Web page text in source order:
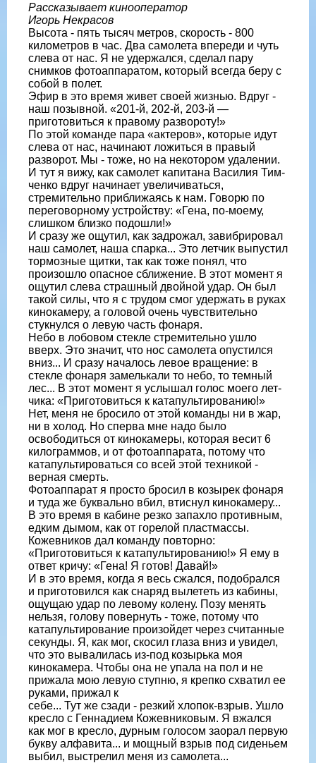
Рассказывает кинооператор
Игорь Некрасов
Высота - пять тысяч метров, скорость - 800
километров в час. Два самолета впе­реди и чуть
слева от нас. Я не удержался, сделал пару
снимков фотоаппаратом, который всегда беру с
собой в полет.
Эфир в это время живет своей жиз­нью. Вдруг -
наш позывной. «201-й, 202-й, 203-й —
приготовиться к правому развороту!»
По этой команде пара «актеров», ко­торые идут
слева от нас, начинают ло­житься в правый
разворот. Мы - тоже, но на некотором удалении.
И тут я ви­жу, как самолет капитана Василия Тим­
ченко вдруг начинает увеличиваться,
стремительно приближаясь к нам. Гово­рю по
переговорному устройству: «Гена, по-моему,
слишком близко подошли!»
И сразу же ощутил, как задрожал, за­вибрировал
наш самолет, наша спарка... Это летчик выпустил
тормозные щитки, так как тоже понял, что
произошло опасное сближение. В этот момент я
ощутил слева страшный двойной удар. Он был
такой силы, что я с трудом смог удержать в руках
кинокамеру, а головой очень чувствительно
стукнулся о левую часть фонаря.
Небо в лобовом стекле стремительно ушло
вверх. Это значит, что нос самолета опустился
вниз... И сразу началось левое вращение: в
стекле фонаря за­мелькали то небо, то темный
лес... В этот момент я услышал голос моего лет­
чика: «Приготовиться к катапультиро­ванию!»
Нет, меня не бросило от этой коман­ды ни в жар,
ни в холод. Но сперва мне надо было
освободиться от кинокаме­ры, которая весит 6
килограммов, и от фотоаппарата, потому что
катапульти­роваться со всей этой техникой -
верная смерть.
Фотоаппарат я просто бросил в козырек фонаря
и туда же буквально вбил, втиснул кинокамеру...
В это время в кабине резко запахло противным,
едким дымом, как от горе­лой пластмассы.
Кожевников дал ко­манду повторно:
«Приготовиться к катапультированию!» Я ему в
от­вет кричу: «Гена! Я готов! Давай!»
И в это время, когда я весь сжался, подобрался
и пригото­вился как снаряд вылететь из кабины,
ощущаю удар по левому колену. Позу менять
нельзя, го­лову повернуть - тоже, потому что
катапультирование произойдет че­рез считанные
секунды. Я, как мог, скосил глаза вниз и увидел,
что это вывалилась из-под козырька моя
кинокамера. Чтобы она не упала на пол и не
прижала мою левую ступню, я крепко схватил ее
руками, прижал к
себе... Тут же сзади - резкий хлопок-взрыв. Ушло
кресло с Геннадием Кожевниковым. Я вжался
как мог в кресло, дурным голо­сом заорал первую
букву алфавита... и мощный взрыв под сиденьем
выбил, выстрелил меня из самолета...